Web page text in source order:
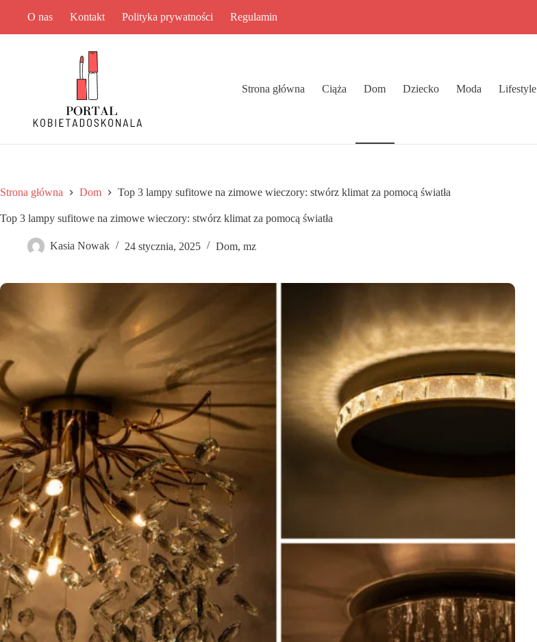
O nas Kontakt Polityka prywatności Regulamin
Strona główna Ciąża Dom Dziecko Moda Lifestyle
Strona główna Dom Top 3 lampy sufitowe na zimowe wieczory: stwórz klimat za pomocą światła
Top 3 lampy sufitowe na zimowe wieczory: stwórz klimat za pomocą światła
Kasia Nowak 24 stycznia, 2025 Dom, mz